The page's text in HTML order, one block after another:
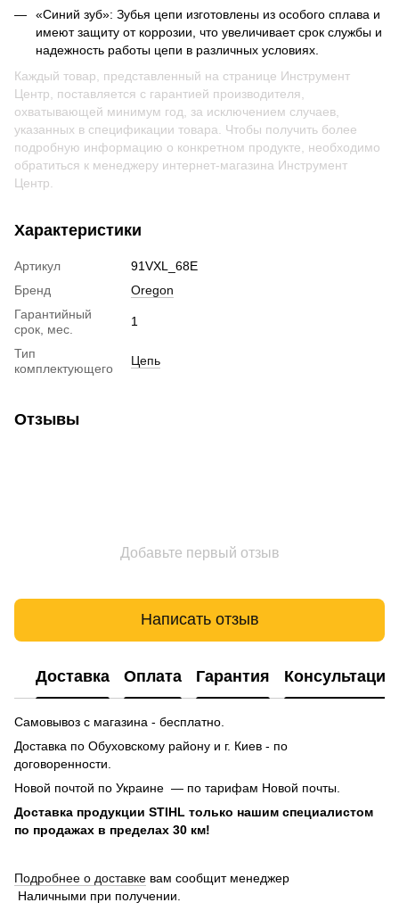
«Синий зуб»: Зубья цепи изготовлены из особого сплава и
имеют защиту от коррозии, что увеличивает срок службы и
надежность работы цепи в различных условиях.
Каждый товар, представленный на странице Инструмент
Центр, поставляется с гарантией производителя,
охватывающей минимум год, за исключением случаев,
указанных в спецификации товара. Чтобы получить более
подробную информацию о конкретном продукте, необходимо
обратиться к менеджеру интернет-магазина Инструмент
Центр.
Характеристики
Артикул
91VXL_68E
Бренд
Oregon
Гарантийный
срок, мес.
1
Тип
комплектующего
Цепь
Отзывы
Добавьте первый отзыв
Написать отзыв
Доставка Оплата Гарантия Консультация
Самовывоз с магазина - бесплатно.
Доставка по Обуховскому району и г. Киев - по
договоренности.
Новой почтой по Украине — по тарифам Новой почты.
Доставка продукции STIHL только нашим специалистом
по продажах в пределах 30 км!
Подробнее о доставке вам сообщит менеджер
Наличными при получении.